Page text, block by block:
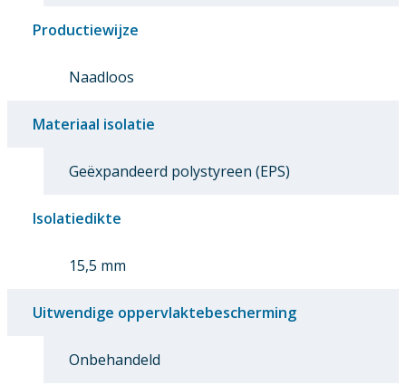
Productiewijze
Naadloos
Materiaal isolatie
Geëxpandeerd polystyreen (EPS)
Isolatiedikte
15,5 mm
Uitwendige oppervlaktebescherming
Onbehandeld